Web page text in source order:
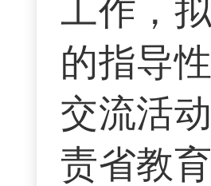
工作，
的指导
交流活
责省教